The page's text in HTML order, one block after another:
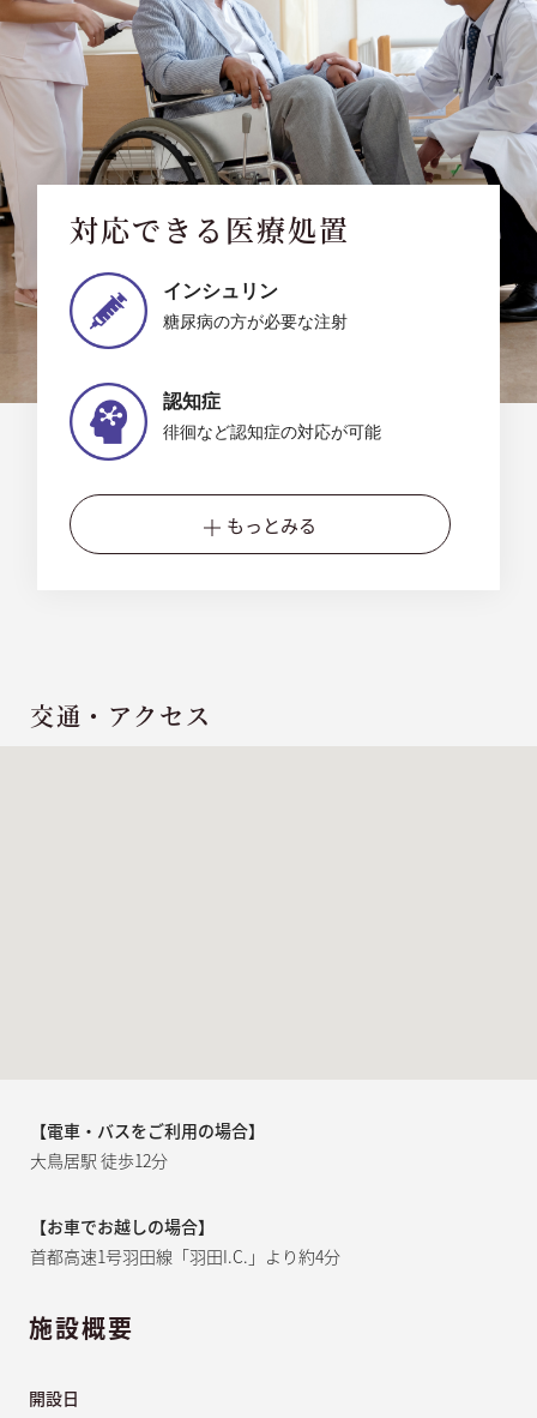
対応できる医療処置
インシュリン
糖尿病の方が必要な注射
認知症
徘徊など認知症の対応が可能
もっとみる
交通・アクセス
【電車・バスをご利用の場合】
大鳥居駅 徒歩12分
【お車でお越しの場合】
首都高速1号羽田線「羽田I.C.」より約4分
施設概要
開設日